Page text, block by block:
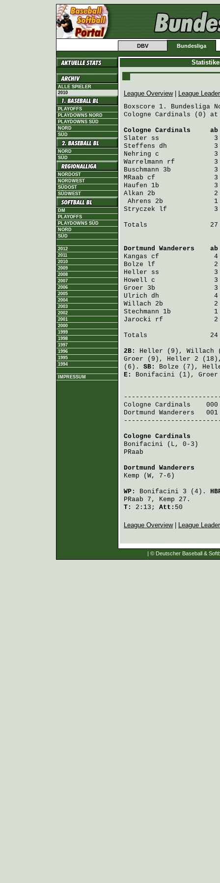
DBV Bundesliga
ALLE SPIELER
2010
PLAYOFFS
PLAYDOWNS NORD
PLAYDOWNS SÜD
NORD
SÜD
NORD
SÜD
NORDOST
NORDWEST
SÜDOST
SÜDWEST
DM
PLAYOFFS
PLAYDOWNS SÜD
NORD
SÜD
2012
2011
2010
2009
2008
2007
2006
2005
2004
2003
2002
2001
2000
1999
1998
1997
1996
1995
1994
IMPRESSUM
League Overview|
League
Boxscore 1. Bundesliga
Cologne Cardinals (0) at
Cologne Cardinals
ab
Slater ss              3
Steffens dh            3
Nehring c              3
Warrelmann rf          3
Buschmann 3b           3
MRaab cf               3
Haufen 1b              3
Alkan 2b               2
Ahrens 2b             1
Stryczek lf            3
Totals                27
Dortmund Wanderers
ab
Kangas cf              4
Bolze lf               2
Heller ss              3
Howell c               3
Groer 3b               3
Ulrich dh              4
Willach 2b             2
Stechmann 1b           1
Jarocki rf             2
Totals                24
2B: Heller (9), Willach
Groer (9), Heller 2
(6). SB: Bolze (7),
E: Bonifacini (1), Groer
Cologne Cardinals
Dortmund Wanderers
Cologne Cardinals
Bonifacini (L, 0-3)
PRaab
Dortmund Wanderers
Kemp (W, 7-6)
WP: Bonifacini 3 (4).
PRaab 7, Kemp 27.
T:
2:13; Att: 50
League Overview| League
| © Deutscher Baseball &